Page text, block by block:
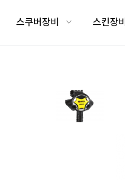
스쿠버장비 스킨장비